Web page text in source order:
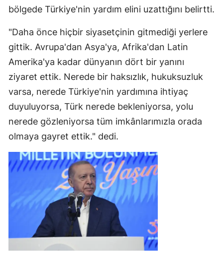
bölgede Türkiye'nin yardım elini uzattığını belirtti.
"Daha önce hiçbir siyasetçinin gitmediği yerlere
gittik. Avrupa'dan Asya'ya, Afrika'dan Latin
Amerika'ya kadar dünyanın dört bir yanını
ziyaret ettik. Nerede bir haksızlık, hukuksuzluk
varsa, nerede Türkiye'nin yardımına ihtiyaç
duyuluyorsa, Türk nerede bekleniyorsa, yolu
nerede gözleniyorsa tüm imkânlarımızla orada
olmaya gayret ettik." dedi.